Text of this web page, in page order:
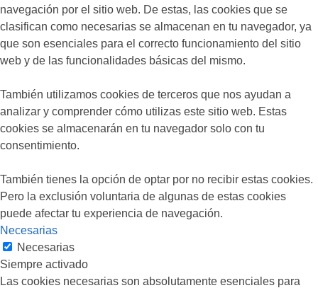
navegación por el sitio web. De estas, las cookies que se
clasifican como necesarias se almacenan en tu navegador, ya
que son esenciales para el correcto funcionamiento del sitio
web y de las funcionalidades básicas del mismo.
También utilizamos cookies de terceros que nos ayudan a
analizar y comprender cómo utilizas este sitio web. Estas
cookies se almacenarán en tu navegador solo con tu
consentimiento.
También tienes la opción de optar por no recibir estas cookies.
Pero la exclusión voluntaria de algunas de estas cookies
puede afectar tu experiencia de navegación.
Necesarias
Necesarias
Siempre activado
Las cookies necesarias son absolutamente esenciales para